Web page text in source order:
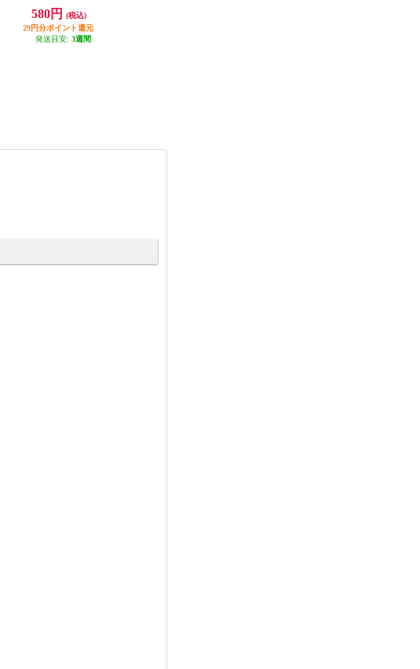
580円
(税込)
29円分ポイント還元
発送目安: 3週間